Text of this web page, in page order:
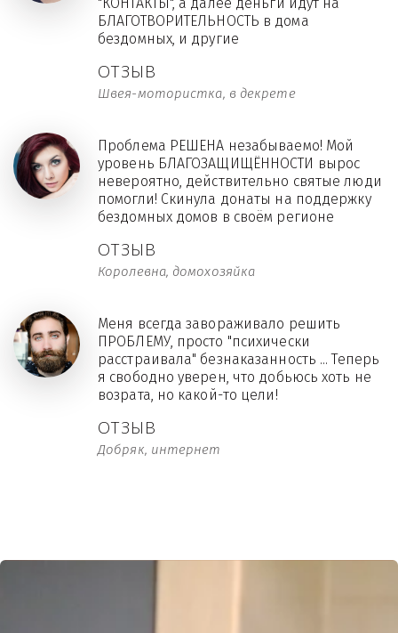
ОТЗЫВ
Швея-мотористка, в декрете
БЛАГОТВОРИТЕЛЬНОСТЬ в дома
бездомных, и другие
ОТЗЫВ
Королевна, домохозяйка
Проблема РЕШЕНА незабываемо! Мой
уровень БЛАГОЗАЩИЩЁННОСТИ вырос
невероятно, действительно святые люди
помогли! Скинула донаты на поддержку
бездомных домов в своём регионе
ОТЗЫВ
Добряк, интернет
Меня всегда завораживало решить
ПРОБЛЕМУ, просто "психически
расстраивала" безнаказанность ... Теперь
я свободно уверен, что добьюсь хоть не
возрата, но какой-то цели!